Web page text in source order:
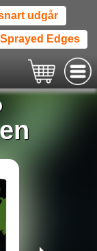
udgår
Sprayed Edges